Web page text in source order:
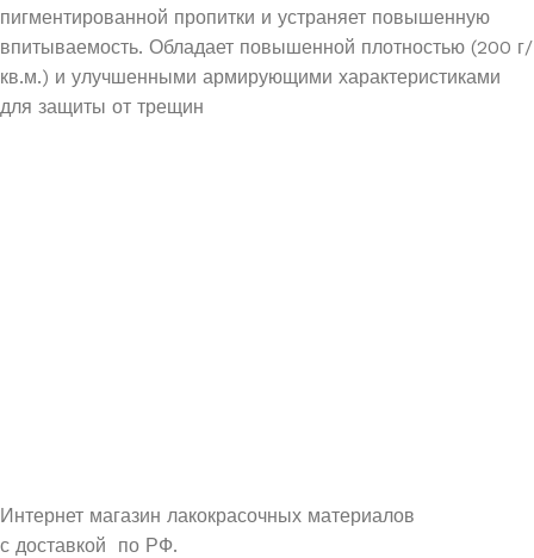
пигментированной пропитки и устраняет повышенную
впитываемость. Обладает повышенной плотностью (200 г/
кв.м.) и улучшенными армирующими характеристиками
для защиты от трещин
Интернет магазин лакокрасочных материалов
с доставкой по РФ.